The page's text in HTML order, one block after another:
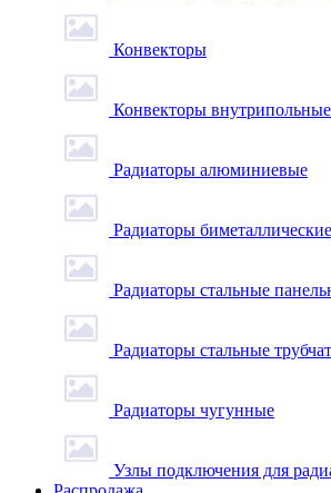
Конвекторы
Конвекторы внутрипольные
Радиаторы алюминиевые
Радиаторы биметаллические
Радиаторы стальные
Радиаторы стальные
Радиаторы чугунные
Узлы подключения для